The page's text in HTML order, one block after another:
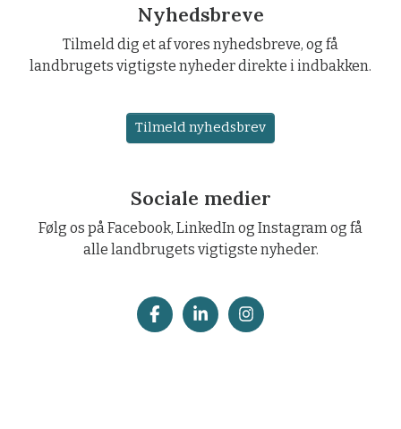
Nyhedsbreve
Tilmeld dig et af vores nyhedsbreve, og få
landbrugets vigtigste nyheder direkte i indbakken.
Tilmeld nyhedsbrev
Sociale medier
Følg os på Facebook, LinkedIn og Instagram og få
alle landbrugets vigtigste nyheder.